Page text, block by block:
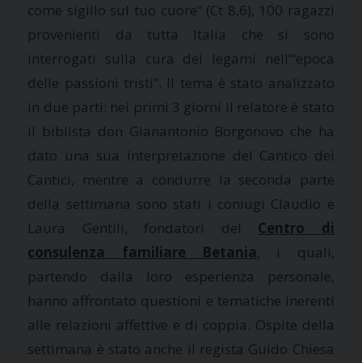
come sigillo sul tuo cuore” (Ct 8,6), 100 ragazzi
provenienti da tutta Italia che si sono
interrogati sulla cura dei legami nell’“epoca
delle passioni tristi”. Il tema è stato analizzato
in due parti: nei primi 3 giorni il relatore è stato
il biblista don Gianantonio Borgonovo che ha
dato una sua interpretazione del Cantico dei
Cantici, mentre a condurre la seconda parte
della settimana sono stati i coniugi Claudio e
Laura Gentili, fondatori del Centro di
consulenza familiare Betania, i quali,
partendo dalla loro esperienza personale,
hanno affrontato questioni e tematiche inerenti
alle relazioni affettive e di coppia. Ospite della
settimana è stato anche il regista Guido Chiesa